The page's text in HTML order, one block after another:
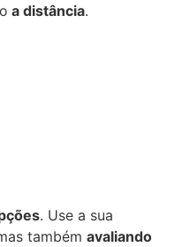
a distância.
. Use a sua
também avaliando